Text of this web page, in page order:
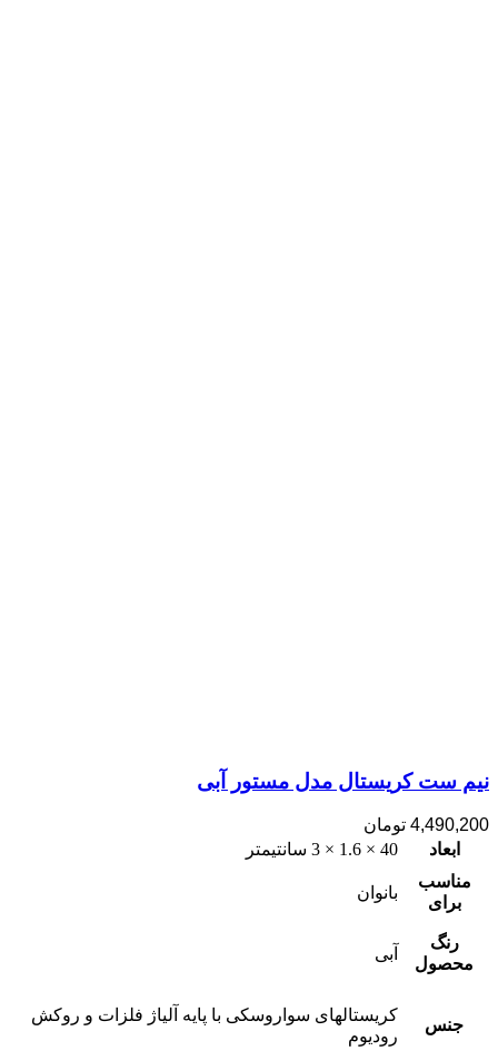
نیم ست کریستال مدل مستور آبی
4,490,200 تومان
ابعاد
40 × 1.6 × 3 سانتیمتر
مناسب
برای
بانوان
رنگ
محصول
آبی
جنس
کریستالهای سواروسکی با پایه آلیاژ فلزات و روکش
رودیوم